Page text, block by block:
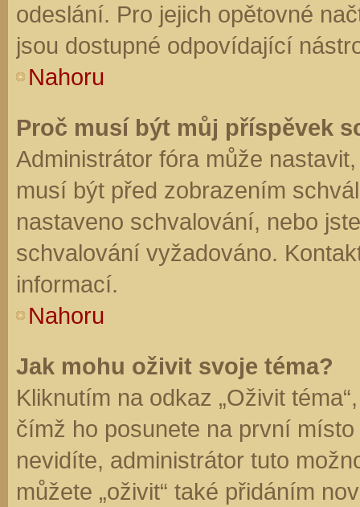
odeslání. Pro jejich opětovné
jsou dostupné odpovídající
Nahoru
Proč musí být můj příspěvek
Administrátor fóra může
musí být před zobrazením
nastaveno schvalování, nebo
schvalování vyžadováno.
informací.
Nahoru
Jak mohu oživit svoje téma?
Kliknutím na odkaz „Oživit
čímž ho posunete na první
nevidíte, administrátor tuto
můžete „oživit“ také přidáním